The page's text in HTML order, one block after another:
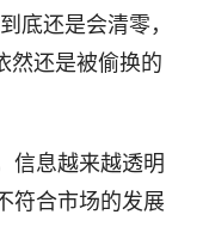
底还是会清零，
然还是被偷换的
息越来越透明
符合市场的发展